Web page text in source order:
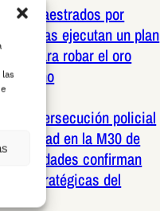
amaestrados por
Españolas ejecutan un plan
para robar el oro
lidera persecución policial
velocidad en la M30 de
Autoridades confirman
estratégicas del